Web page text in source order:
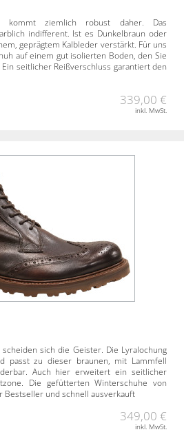
kommt ziemlich robust daher. Das
indifferent. Ist es Dunkelbraun oder
geprägtem Kalbleder verstärkt. Für uns
auf einem gut isolierten Boden, den Sie
seitlicher Reißverschluss garantiert den
339,00 €
inkl. MwSt.
sich die Geister. Die Lyralochung
passt zu dieser braunen, mit Lammfell
Auch hier erweitert ein seitlicher
Die gefütterten Winterschuhe von
Bestseller und schnell ausverkauft
349,00 €
inkl. MwSt.